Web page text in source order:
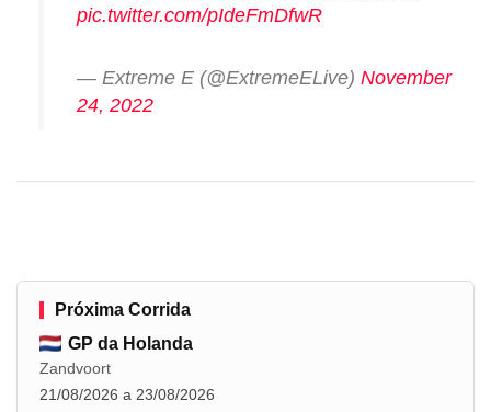
pic.twitter.com/pIdeFmDfwR
— Extreme E (@ExtremeELive) November
24, 2022
Próxima Corrida
GP da Holanda
Zandvoort
21/08/2026 a 23/08/2026